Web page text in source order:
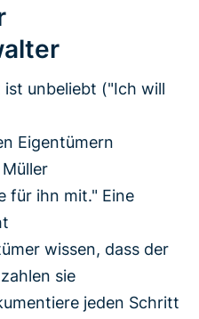
unbeliebt ("Ich will
Eigentümern
für ihn mit." Eine
wissen, dass der
sie
jeden Schritt